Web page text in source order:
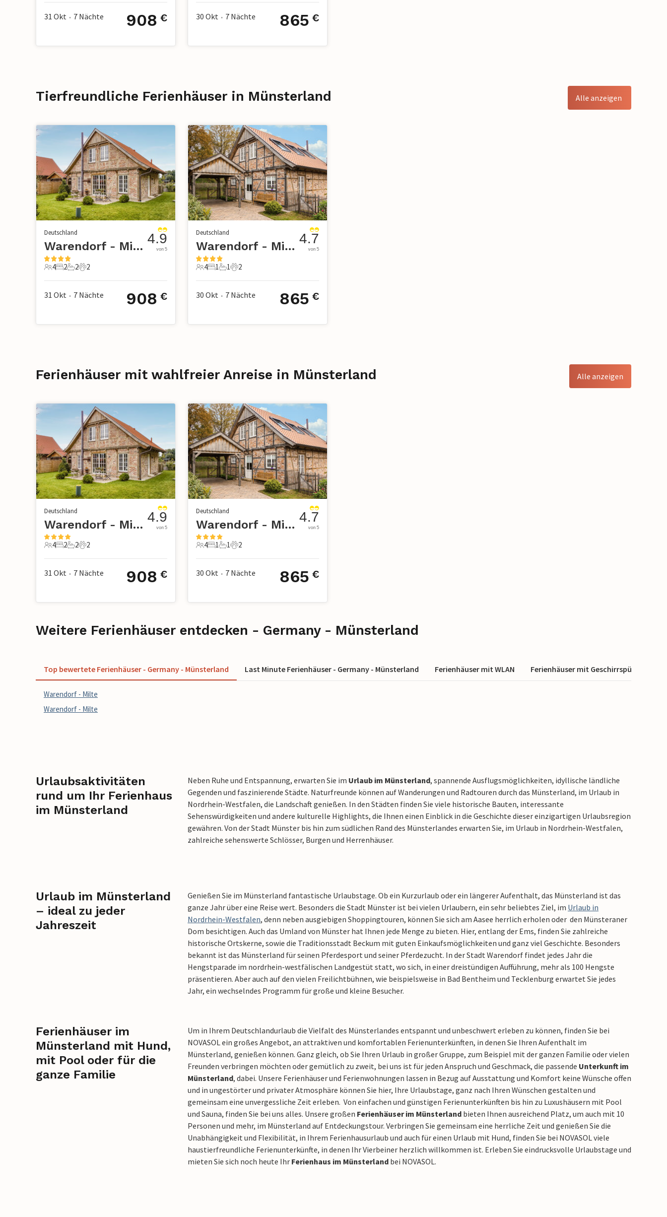
31 Okt • 7 Nächte 908 € 30 Okt • 7 Nächte 865 €
Tierfreundliche Ferienhäuser in Münsterland Alle anzeigen
Deutschland
Warendorf - Milte
4 Gäste
4
2 Schlafzimmer
2
2 Badezimmer
2
2 Haustiere
2
4.9
von 5
31 Okt • 7 Nächte 908 €
Deutschland
Warendorf - Milte
4 Gäste
4
1 Schlafzimmer
1
1 Badezimmer
1
2 Haustiere
2
4.7
von 5
30 Okt • 7 Nächte 865 €
Ferienhäuser mit wahlfreier Anreise in Münsterland Alle anzeigen
Deutschland
Warendorf - Milte
4 Gäste
4
2 Schlafzimmer
2
2 Badezimmer
2
2 Haustiere
2
4.9
von 5
31 Okt • 7 Nächte 908 €
Deutschland
Warendorf - Milte
4 Gäste
4
1 Schlafzimmer
1
1 Badezimmer
1
2 Haustiere
2
4.7
von 5
30 Okt • 7 Nächte 865 €
Weitere Ferienhäuser entdecken - Germany - Münsterland
Top bewertete Ferienhäuser - Germany - Münsterland Last Minute Ferienhäuser - Germany - Münsterland Ferienhäuser mit WLAN Ferienhäuser mit Geschirrspüler
Warendorf - Milte
Warendorf - Milte
Urlaubsaktivitäten
rund um Ihr Ferienhaus
im Münsterland
Neben Ruhe und Entspannung, erwarten Sie im Urlaub im Münsterland, spannende Ausflugsmöglichkeiten, idyllische ländliche
Gegenden und faszinierende Städte. Naturfreunde können auf Wanderungen und Radtouren durch das Münsterland, im Urlaub in
Nordrhein-Westfalen, die Landschaft genießen. In den Städten finden Sie viele historische Bauten, interessante
Sehenswürdigkeiten und andere kulturelle Highlights, die Ihnen einen Einblick in die Geschichte dieser einzigartigen Urlaubsregion
gewähren. Von der Stadt Münster bis hin zum südlichen Rand des Münsterlandes erwarten Sie, im Urlaub in Nordrhein-Westfalen,
zahlreiche sehenswerte Schlösser, Burgen und Herrenhäuser.
Urlaub im Münsterland
– ideal zu jeder
Jahreszeit
Genießen Sie im Münsterland fantastische Urlaubstage. Ob ein Kurzurlaub oder ein längerer Aufenthalt, das Münsterland ist das
ganze Jahr über eine Reise wert. Besonders die Stadt Münster ist bei vielen Urlaubern, ein sehr beliebtes Ziel, im Urlaub in
Nordrhein-Westfalen, denn neben ausgiebigen Shoppingtouren, können Sie sich am Aasee herrlich erholen oder den Münsteraner
Dom besichtigen. Auch das Umland von Münster hat Ihnen jede Menge zu bieten. Hier, entlang der Ems, finden Sie zahlreiche
historische Ortskerne, sowie die Traditionsstadt Beckum mit guten Einkaufsmöglichkeiten und ganz viel Geschichte. Besonders
bekannt ist das Münsterland für seinen Pferdesport und seiner Pferdezucht. In der Stadt Warendorf findet jedes Jahr die
Hengstparade im nordrhein-westfälischen Landgestüt statt, wo sich, in einer dreistündigen Aufführung, mehr als 100 Hengste
präsentieren. Aber auch auf den vielen Freilichtbühnen, wie beispielsweise in Bad Bentheim und Tecklenburg erwartet Sie jedes
Jahr, ein wechselndes Programm für große und kleine Besucher.
Ferienhäuser im
Münsterland mit Hund,
mit Pool oder für die
ganze Familie
Um in Ihrem Deutschlandurlaub die Vielfalt des Münsterlandes entspannt und unbeschwert erleben zu können, finden Sie bei
NOVASOL ein großes Angebot, an attraktiven und komfortablen Ferienunterkünften, in denen Sie Ihren Aufenthalt im
Münsterland, genießen können. Ganz gleich, ob Sie Ihren Urlaub in großer Gruppe, zum Beispiel mit der ganzen Familie oder vielen
Freunden verbringen möchten oder gemütlich zu zweit, bei uns ist für jeden Anspruch und Geschmack, die passende Unterkunft im
Münsterland, dabei. Unsere Ferienhäuser und Ferienwohnungen lassen in Bezug auf Ausstattung und Komfort keine Wünsche offen
und in ungestörter und privater Atmosphäre können Sie hier, Ihre Urlaubstage, ganz nach Ihren Wünschen gestalten und
gemeinsam eine unvergessliche Zeit erleben. Von einfachen und günstigen Ferienunterkünften bis hin zu Luxushäusern mit Pool
und Sauna, finden Sie bei uns alles. Unsere großen Ferienhäuser im Münsterland bieten Ihnen ausreichend Platz, um auch mit 10
Personen und mehr, im Münsterland auf Entdeckungstour. Verbringen Sie gemeinsam eine herrliche Zeit und genießen Sie die
Unabhängigkeit und Flexibilität, in Ihrem Ferienhausurlaub und auch für einen Urlaub mit Hund, finden Sie bei NOVASOL viele
haustierfreundliche Ferienunterkünfte, in denen Ihr Vierbeiner herzlich willkommen ist. Erleben Sie eindrucksvolle Urlaubstage und
mieten Sie sich noch heute Ihr Ferienhaus im Münsterland bei NOVASOL.